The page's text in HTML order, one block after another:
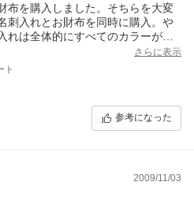
布を購入しました。そちらを大変
刺入れとお財布を同時に購入。や
は全体的にすべてのカラーがキ
感じですが、お財布は右半分はし
ているかな？という印象です。
いいのに…とは思いましたが、他
大満足です。手帳も狙っていま
さらに表示
ト
参考になった
2009/11/03